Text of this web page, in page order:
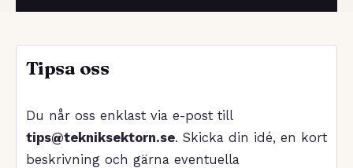
Tipsa oss
Du når oss enklast via e-post till
tips@tekniksektorn.se. Skicka din idé, en kort
beskrivning och gärna eventuella